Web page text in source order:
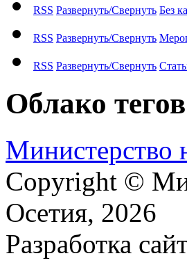
RSS Развернуть/Свернуть Без
RSS Развернуть/Свернуть
RSS Развернуть/Свернуть
Облако тегов
Copyright ©
Осетия, 2026
Разработка